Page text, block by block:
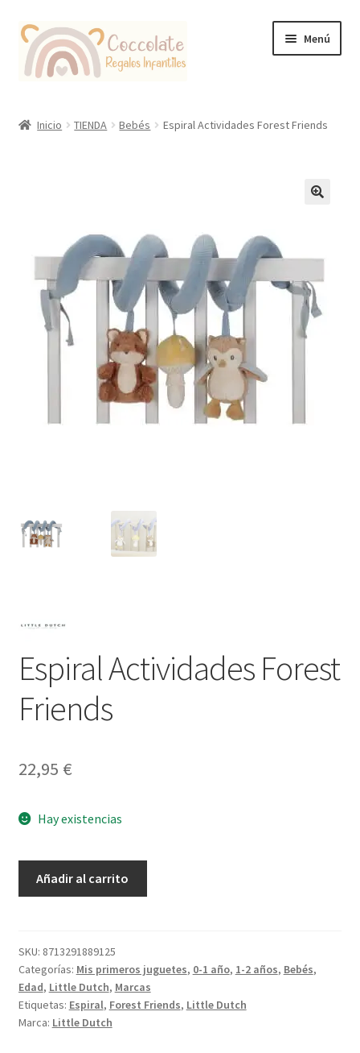
Ir
la
Ir
contenido
Menú
Inicio TIENDA Bebés Espiral Actividades Forest Friends
Espiral Actividades Forest
Friends
22,95 €
Hay existencias
cantidad
Añadir al carrito
SKU: 8713291889125
Categorías: Mis primeros juguetes, 0-1 año, 1-2 años, Bebés,
Edad, Little Dutch, Marcas
Etiquetas: Espiral, Forest Friends, Little Dutch
Marca: Little Dutch